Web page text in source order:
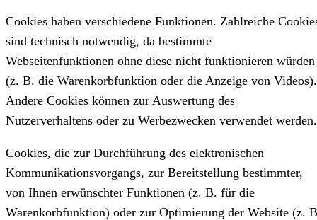
Cookies haben verschiedene Funktionen. Zahlreiche
sind technisch notwendig, da bestimmte
Webseitenfunktionen ohne diese nicht funktionieren würden
(z. B. die Warenkorbfunktion oder die Anzeige von Videos).
Andere Cookies können zur Auswertung des
Nutzerverhaltens oder zu Werbezwecken verwendet werden.
Cookies, die zur Durchführung des elektronischen
Kommunikationsvorgangs, zur Bereitstellung bestimmter,
von Ihnen erwünschter Funktionen (z. B. für die
Warenkorbfunktion) oder zur Optimierung der Website (z.